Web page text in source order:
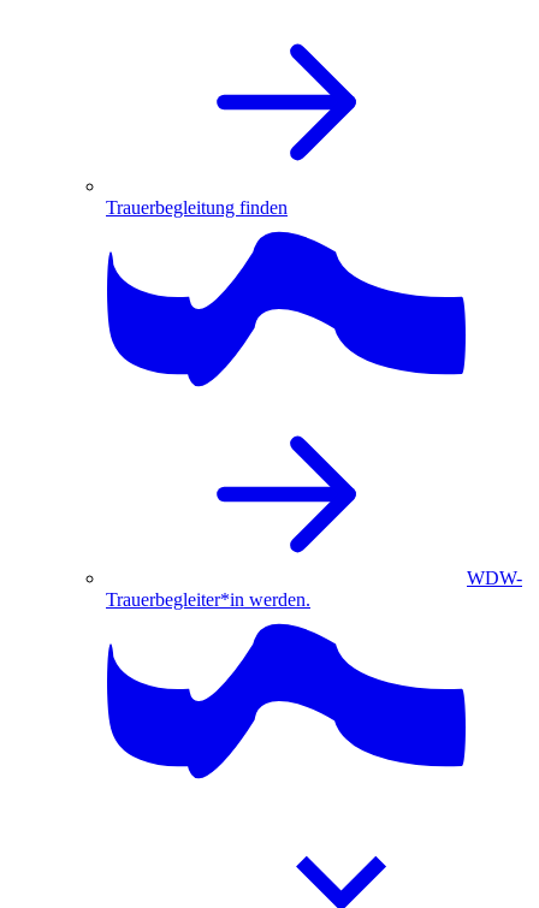
Trauerbegleitung finden
WDW-
Trauerbegleiter*in werden.